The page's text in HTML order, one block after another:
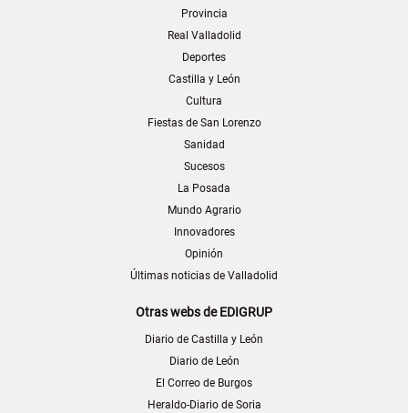
Provincia
Real Valladolid
Deportes
Castilla y León
Cultura
Fiestas de San Lorenzo
Sanidad
Sucesos
La Posada
Mundo Agrario
Innovadores
Opinión
Últimas noticias de Valladolid
Otras webs de EDIGRUP
Diario de Castilla y León
Diario de León
El Correo de Burgos
Heraldo-Diario de Soria